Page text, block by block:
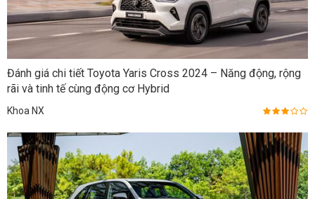
Đánh giá chi tiết Toyota Yaris Cross 2024 – Năng động, rộng
rãi và tinh tế cùng động cơ Hybrid
Khoa NX